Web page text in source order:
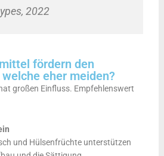
2022
fördern den
eher meiden?
großen Einfluss. Empfehlenswert
und Hülsenfrüchte unterstützen